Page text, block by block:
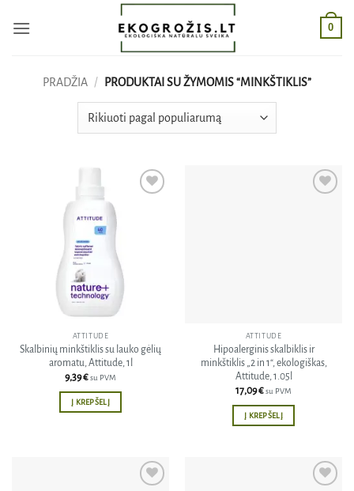
0
PRADŽIA / PRODUKTAI SU ŽYMOMIS “MINKŠTIKLIS”
ATTITUDE
Skalbinių minkštiklis su lauko gėlių
aromatu, Attitude, 1l
9,39€su PVM
Į KREPŠELĮ
ATTITUDE
Hipoalerginis skalbiklis ir
minkštiklis „2 in 1“, ekologiškas,
Attitude, 1.05l
17,09€su PVM
Į KREPŠELĮ